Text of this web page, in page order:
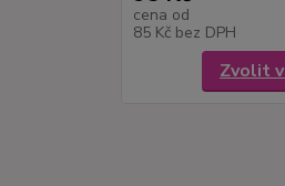
cena od
85 Kč bez DPH
Zvolit